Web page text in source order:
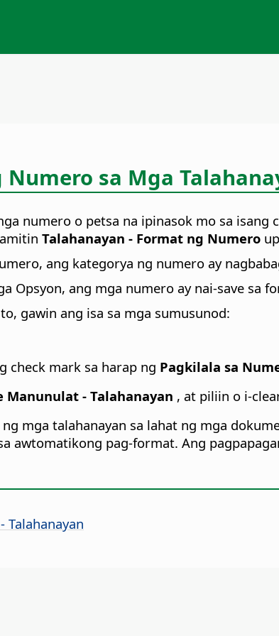
sa Mga
numero o petsa na ipinasok mo sa
Talahanayan - Format ng Numero
ang kategorya ng numero ay
Opsyon, ang mga numero ay nai-save sa
gawin ang isa sa mga sumusunod:
check mark sa harap ng Pagkilala sa
Manunulat - Talahanayan , at piliin o i-
mga talahanayan sa lahat ng mga
awtomatikong pag-format. Ang
Talahanayan